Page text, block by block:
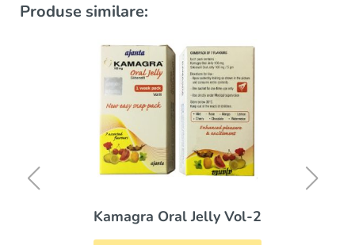
Produse similare:
Kamagra Oral Jelly Vol-2